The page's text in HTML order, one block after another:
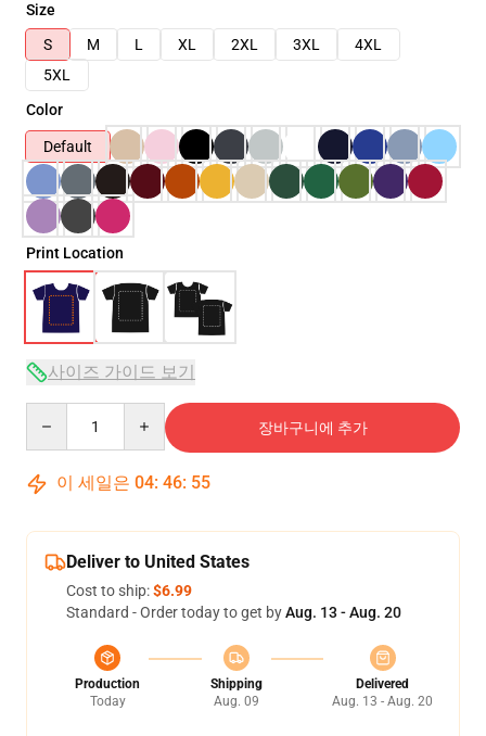
Size
S
M L XL 2XL 3XL
4XL
5XL
Color
Default
Print Location
사이즈 가이드 보기
장바구니에 추가
이 세일은 04: 46: 54
Deliver to United States
Cost to ship:$6.99
Standard - Order today to get byAug. 13 - Aug. 20
Production
Today
Shipping
Aug. 09
Delivered
Aug. 13 - Aug. 20